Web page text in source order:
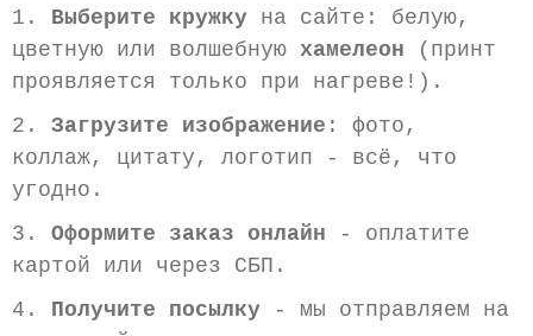
1. Выберите кружку на сайте: белую,
цветную или волшебную хамелеон (принт
проявляется только при нагреве!).
2. Загрузите изображение : фото,
коллаж, цитату, логотип - всё, что
угодно.
3. Оформите заказ онлайн - оплатите
картой или через СБП.
4. Получите посылку - мы отправляем на